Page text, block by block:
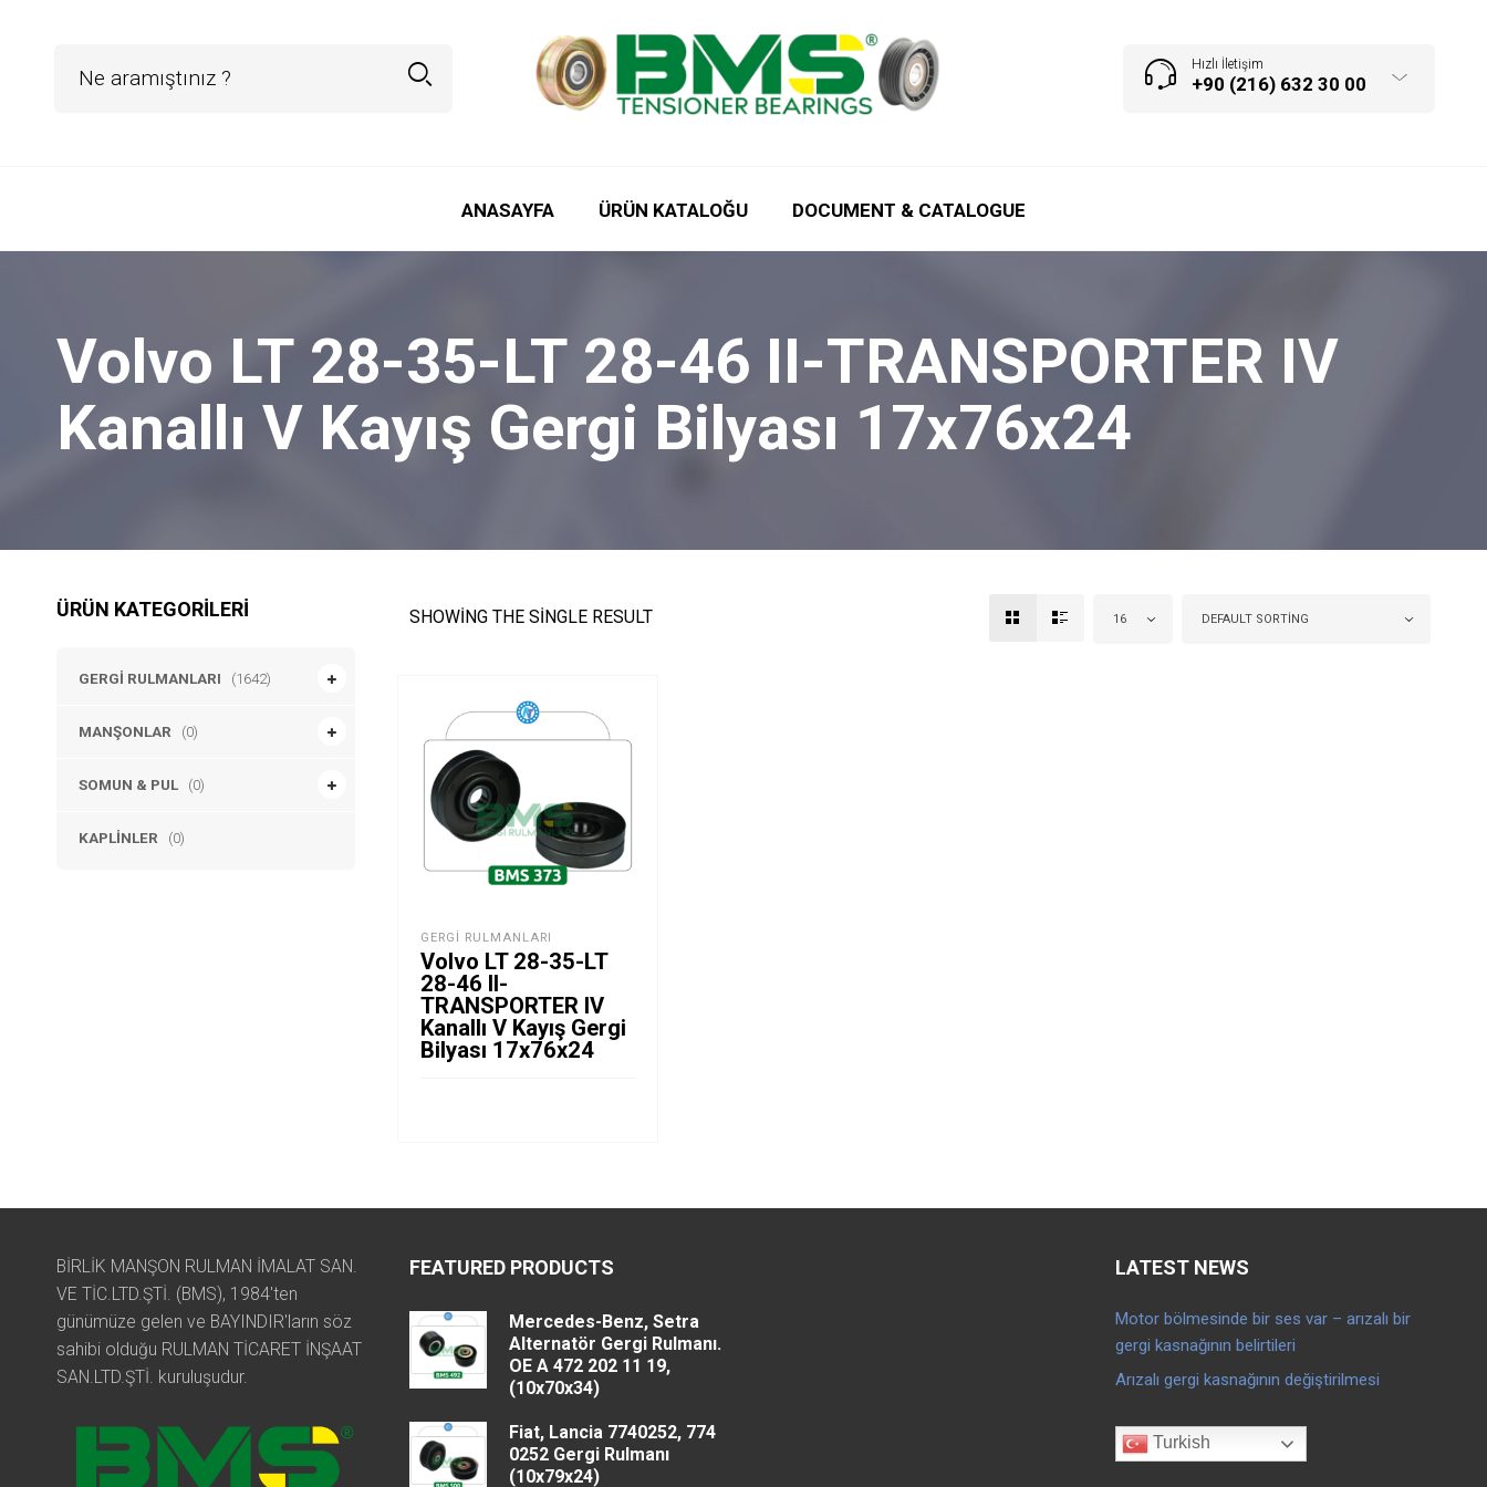
Hızlı İletişim
+90 (216) 632 30 00
ANASAYFA ÜRÜN KATALOĞU DOCUMENT & CATALOGUE
Volvo LT 28-35-LT 28-46 II-TRANSPORTER IV
Kanallı V Kayış Gergi Bilyası 17x76x24
ÜRÜN KATEGORILERI
GERGI RULMANLARI (1642)
MANŞONLAR (0)
SOMUN & PUL (0)
KAPLINLER (0)
SHOWING THE SINGLE RESULT 16 DEFAULT SORTING
GERGI RULMANLARI
Volvo LT 28-35-LT
28-46 II-
TRANSPORTER IV
Kanallı V Kayış Gergi
Bilyası 17x76x24
BİRLİK MANŞON RULMAN İMALAT SAN.
VE TİC.LTD.ŞTİ. (BMS), 1984'ten
günümüze gelen ve BAYINDIR'ların söz
sahibi olduğu RULMAN TİCARET İNŞAAT
SAN.LTD.ŞTİ. kuruluşudur.
FEATURED PRODUCTS
Mercedes-Benz, Setra
Alternatör Gergi Rulmanı.
OE A 472 202 11 19,
(10x70x34)
Fiat, Lancia 7740252, 774
0252 Gergi Rulmanı
(10x79x24)
LATEST NEWS
Motor bölmesinde bir ses var – arızalı bir
gergi kasnağının belirtileri
Arızalı gergi kasnağının değiştirilmesi
Turkish